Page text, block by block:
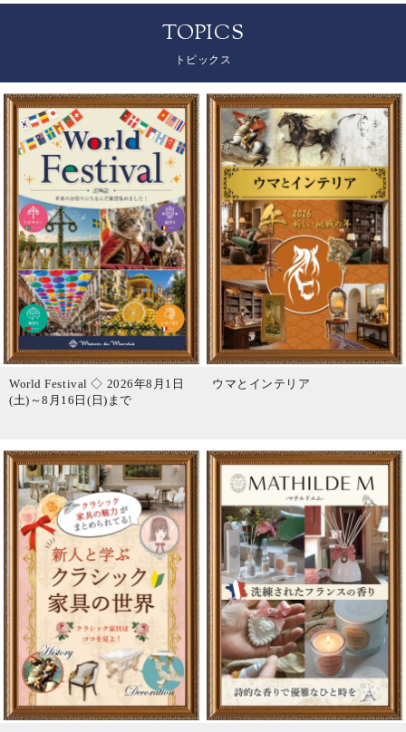
TOPICS
トピックス
World Festival ◇ 2026年8月1日
(土)～8月16日(日)まで
ウマとインテリア